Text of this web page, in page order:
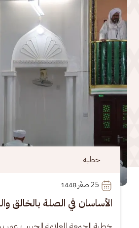
محاضرة
25
ارتباط الحق وخيرات الدارين